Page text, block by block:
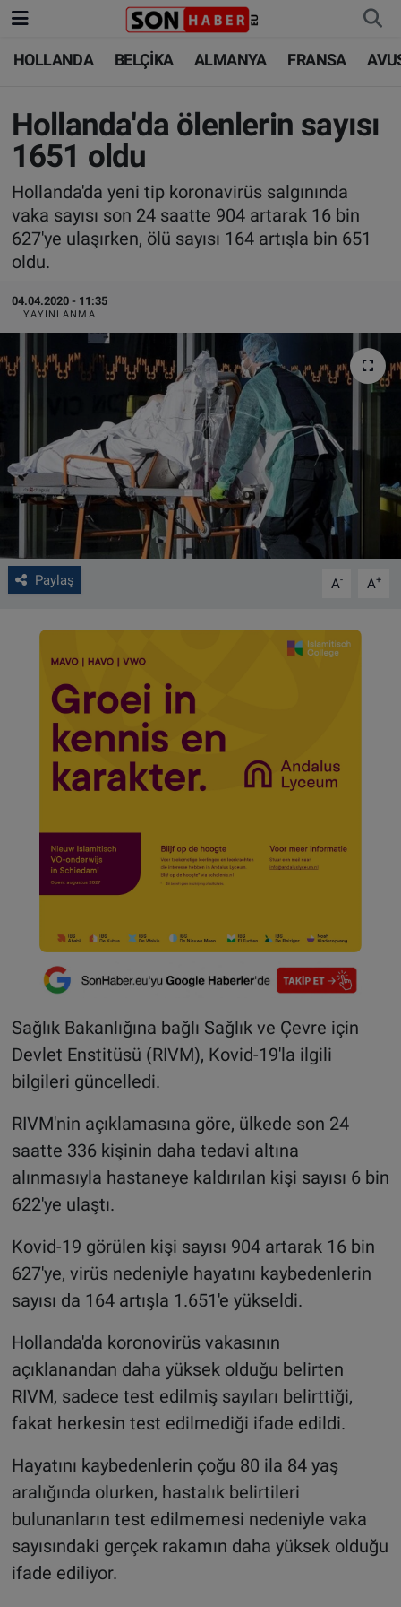
HOLLANDA BELÇİKA ALMANYA FRANSA
Hollanda'da ölenlerin sayısı
1651 oldu
Hollanda'da yeni tip koronavirüs salgınında
vaka sayısı son 24 saatte 904 artarak 16 bin
627'ye ulaşırken, ölü sayısı 164 artışla bin 651
oldu.
04.04.2020 - 11:35
YAYINLANMA
Paylaş A- A+
Sağlık Bakanlığına bağlı Sağlık ve Çevre için
Devlet Enstitüsü (RIVM), Kovid-19'la ilgili
bilgileri güncelledi.
RIVM'nin açıklamasına göre, ülkede son 24
saatte 336 kişinin daha tedavi altına
alınmasıyla hastaneye kaldırılan kişi sayısı 6 bin
622'ye ulaştı.
Kovid-19 görülen kişi sayısı 904 artarak 16 bin
627'ye, virüs nedeniyle hayatını kaybedenlerin
sayısı da 164 artışla 1.651'e yükseldi.
Hollanda'da koronovirüs vakasının
açıklanandan daha yüksek olduğu belirten
RIVM, sadece test edilmiş sayıları belirttiği,
fakat herkesin test edilmediği ifade edildi.
Hayatını kaybedenlerin çoğu 80 ila 84 yaş
aralığında olurken, hastalık belirtileri
bulunanların test edilmemesi nedeniyle vaka
sayısındaki gerçek rakamın daha yüksek olduğu
ifade ediliyor.
HOLLANDA
BELÇİKA
ALMANYA
FRANSA
AVUSTURYA
SAĞLIK - YAŞAM
BİLİM-TEKNOLOJİ
HOLLANDA
BELÇİKA
ALMANYA
TÜRKİYE
DÜNYA
BİLİM-TEKNOLOJİ
SAĞLIK
VIDEO GALERİ
ALGEMENE VOORWAARDEN
CONTACT
Çerez Politikası
Nöbetçi Eczaneler
Hava Durumu
Trafik Durumu
Süper Lig Puan Durumu ve Fikstür
Tüm Manşetler
Son Dakika Haberleri
Haber Arşivi